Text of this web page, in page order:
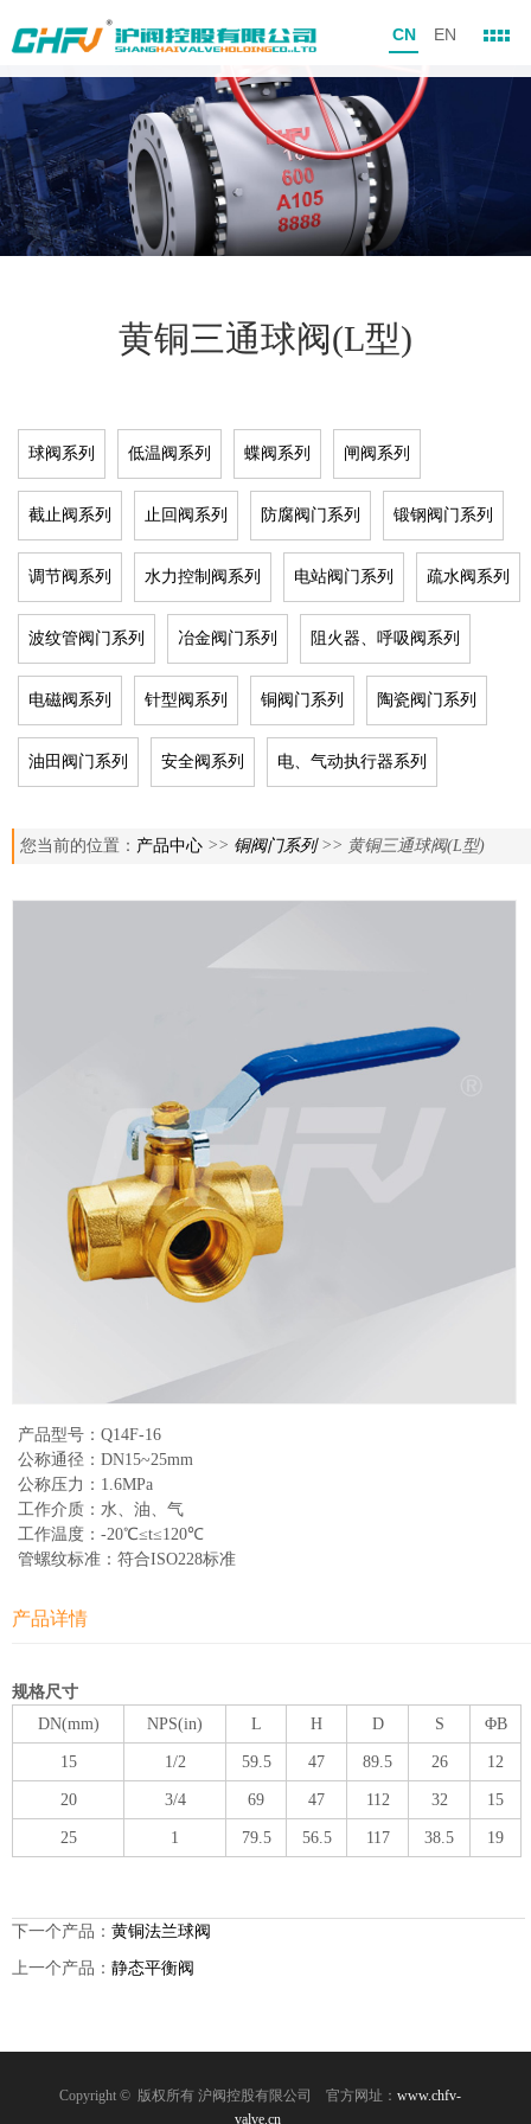
CN EN
黄铜三通球阀(L型)
球阀系列 低温阀系列 蝶阀系列 闸阀系列
截止阀系列 止回阀系列 防腐阀门系列 锻钢阀门系列
调节阀系列 水力控制阀系列 电站阀门系列 疏水阀系列
波纹管阀门系列 冶金阀门系列 阻火器、呼吸阀系列
电磁阀系列 针型阀系列 铜阀门系列 陶瓷阀门系列
油田阀门系列 安全阀系列 电、气动执行器系列
您当前的位置： 产品中心 >> 铜阀门系列>> 黄铜三通球阀(L型)
产品型号：Q14F-16
公称通径：DN15~25mm
公称压力：1.6MPa
工作介质：水、油、气
工作温度：-20℃≤t≤120℃
管螺纹标准：符合ISO228标准
产品详情
规格尺寸
DN(mm)
NPS(in) L H D S ΦB
15 1/2 59.5 47 89.5 26 12
20 3/4 69 47 112 32 15
25 1 79.5 56.5 117 38.5 19
下一个产品： 黄铜法兰球阀
上一个产品： 静态平衡阀
Copyright © 版权所有 沪阀控股有限公司 官方网址： www.chfv-
valve.cn